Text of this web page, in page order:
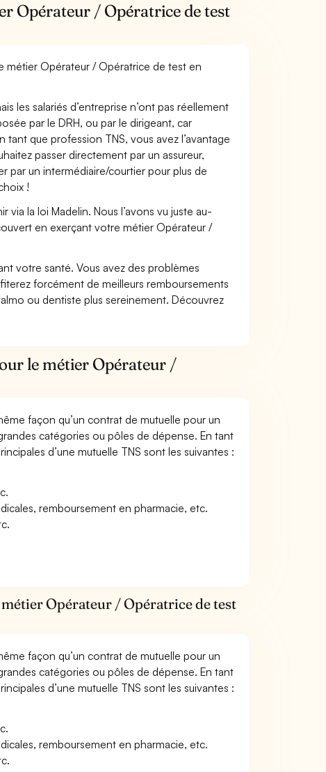
Opérateur / Opératrice de test
métier Opérateur / Opératrice de test en
les salariés d’entreprise n’ont pas réellement
par le DRH, ou par le dirigeant, car
tant que profession TNS, vous avez l’avantage
passer directement par un assureur,
par un intermédiaire/courtier pour plus de
!
la loi Madelin. Nous l’avons vu juste au-
en exerçant votre métier Opérateur /
votre santé. Vous avez des problèmes
forcément de meilleurs remboursements
ou dentiste plus sereinement. Découvrez
le métier Opérateur /
façon qu’un contrat de mutuelle pour un
catégories ou pôles de dépense. En tant
d’une mutuelle TNS sont les suivantes :
remboursement en pharmacie, etc.
Opérateur / Opératrice de test
façon qu’un contrat de mutuelle pour un
catégories ou pôles de dépense. En tant
d’une mutuelle TNS sont les suivantes :
remboursement en pharmacie, etc.